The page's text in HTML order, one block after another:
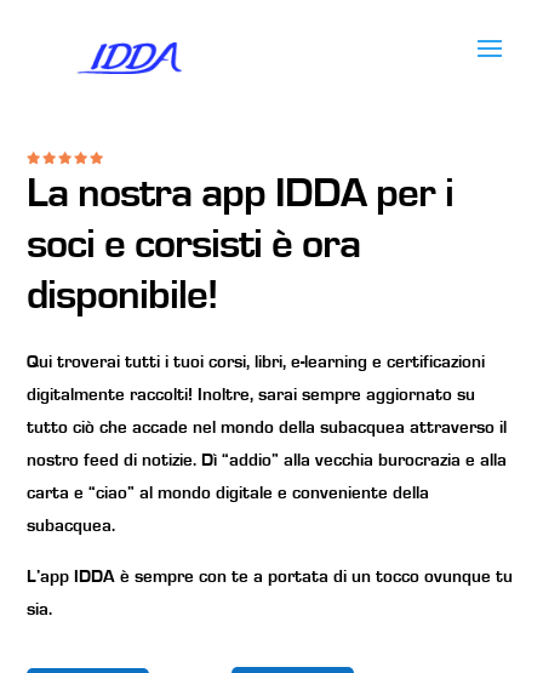
    
La nostra app IDDA per i
soci e corsisti è ora
disponibile!
Qui troverai tutti i tuoi corsi, libri, e-learning e certificazioni
digitalmente raccolti! Inoltre, sarai sempre aggiornato su
tutto ciò che accade nel mondo della subacquea attraverso il
nostro feed di notizie. Dì “addio” alla vecchia burocrazia e alla
carta e “ciao” al mondo digitale e conveniente della
subacquea.
L’app IDDA è sempre con te a portata di un tocco ovunque tu
sia.